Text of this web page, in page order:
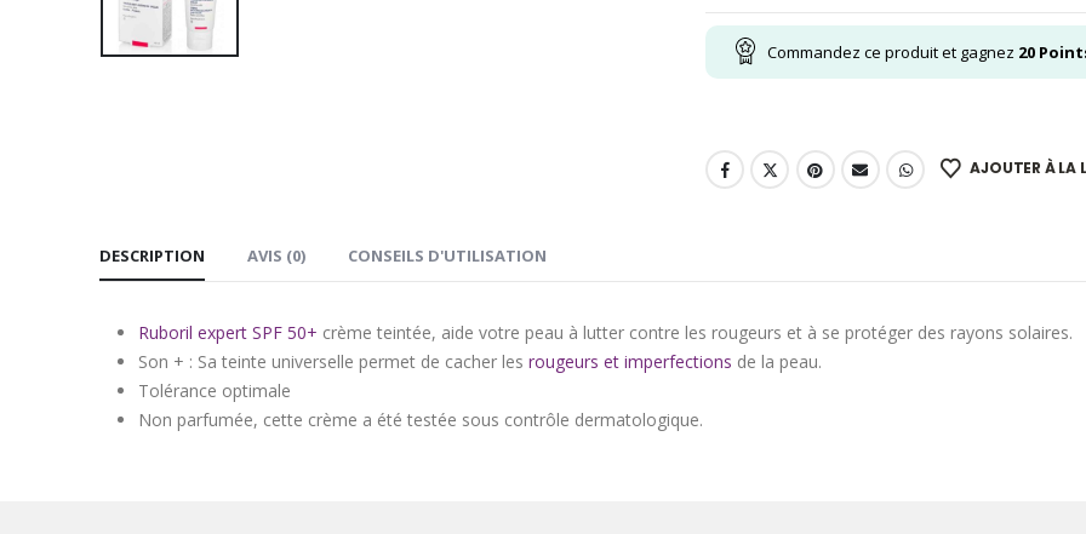
Commandez ce produit et gagnez 20
AJOUTER À LA
DESCRIPTION AVIS (0) CONSEILS D'UTILISATION
Ruboril expert SPF 50+ crème teintée, aide votre peau à lutter contre les rougeurs et à se protéger des rayons solaires.
Son + : Sa teinte universelle permet de cacher les rougeurs et imperfections de la peau.
Tolérance optimale
Non parfumée, cette crème a été testée sous contrôle dermatologique.